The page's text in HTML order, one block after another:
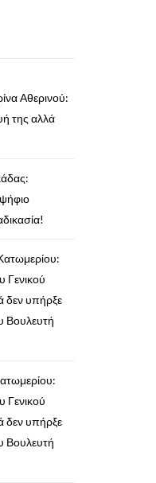
Αθερινού:
της αλλά
Γενικού
δεν υπήρξε
Βουλευτή
Γενικού
δεν υπήρξε
Βουλευτή